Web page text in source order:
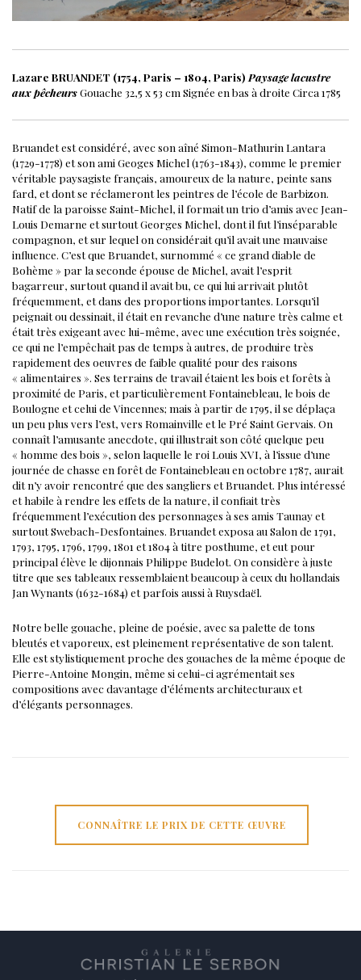
Lazare BRUANDET (1754, Paris – 1804, Paris) Paysage lacustre
aux pêcheursGouache 32,5 x 53 cm Signée en bas à droite Circa 1785
Bruandet est considéré, avec son aîné Simon-Mathurin Lantara
(1729-1778) et son ami Geoges Michel (1763-1843), comme le premier
véritable paysagiste français, amoureux de la nature, peinte sans
fard, et dont se réclameront les peintres de l’école de Barbizon.
Natif de la paroisse Saint-Michel, il formait un trio d’amis avec Jean-
Louis Demarne et surtout Georges Michel, dont il fut l’inséparable
compagnon, et sur lequel on considérait qu’il avait une mauvaise
influence. C’est que Bruandet, surnommé « ce grand diable de
Bohème » par la seconde épouse de Michel, avait l’esprit
bagarreur, surtout quand il avait bu, ce qui lui arrivait plutôt
fréquemment, et dans des proportions importantes. Lorsqu’il
peignait ou dessinait, il était en revanche d’une nature très calme et
était très exigeant avec lui-même, avec une exécution très soignée,
ce qui ne l’empêchait pas de temps à autres, de produire très
rapidement des oeuvres de faible qualité pour des raisons
« alimentaires ». Ses terrains de travail étaient les bois et forêts à
proximité de Paris, et particulièrement Fontainebleau, le bois de
Boulogne et celui de Vincennes; mais à partir de 1795, il se déplaça
un peu plus vers l’est, vers Romainville et le Pré Saint Gervais. On
connaît l’amusante anecdote, qui illustrait son côté quelque peu
« homme des bois », selon laquelle le roi Louis XVI, à l’issue d’une
journée de chasse en forêt de Fontainebleau en octobre 1787, aurait
dit n’y avoir rencontré que des sangliers et Bruandet. Plus intéressé
et habile à rendre les effets de la nature, il confiait très
fréquemment l’exécution des personnages à ses amis Taunay et
surtout Swebach-Desfontaines. Bruandet exposa au Salon de 1791,
1793, 1795, 1796, 1799, 1801 et 1804 à titre posthume, et eut pour
principal élève le dijonnais Philippe Budelot. On considère à juste
titre que ses tableaux ressemblaient beaucoup à ceux du hollandais
Jan Wynants (1632-1684) et parfois aussi à Ruysdaël.
Notre belle gouache, pleine de poésie, avec sa palette de tons
bleutés et vaporeux, est pleinement représentative de son talent.
Elle est stylistiquement proche des gouaches de la même époque de
Pierre-Antoine Mongin, même si celui-ci agrémentait ses
compositions avec davantage d’éléments architecturaux et
d’élégants personnages.
CONNAÎTRE LE PRIX DE CETTE ŒUVRE